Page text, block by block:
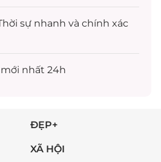
sự nhanh và chính xác
mới nhất 24h
ĐẸP+
XÃ HỘI